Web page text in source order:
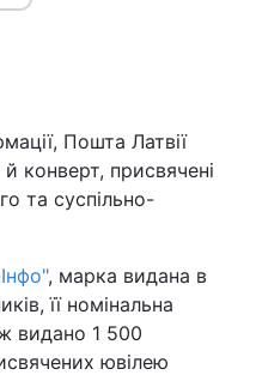
Пошта Латвії
конверт, присвячені
та суспільно-
, марка видана в
її номінальна
видано 1 500
ювілею